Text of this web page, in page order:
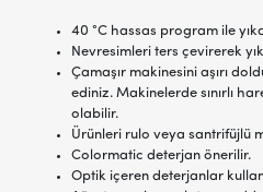
40 °C hassas program ile
Nevresimleri ters çevirerek
Çamaşır makinesini aşırı
ediniz. Makinelerde sınırlı
olabilir.
Ürünleri rulo veya santrifüjlü
Colormatic deterjan önerilir.
Optik içeren deterjanlar